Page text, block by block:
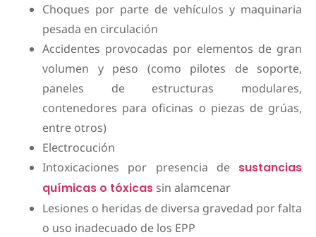
Choques por parte de vehículos y maquinaria
pesada en circulación
Accidentes provocadas por elementos de gran
volumen y peso (como pilotes de soporte,
paneles de estructuras modulares,
contenedores para oficinas o piezas de grúas,
entre otros)
Electrocución
Intoxicaciones por presencia de sustancias
químicas o tóxicas sin alamcenar
Lesiones o heridas de diversa gravedad por falta
o uso inadecuado de los EPP